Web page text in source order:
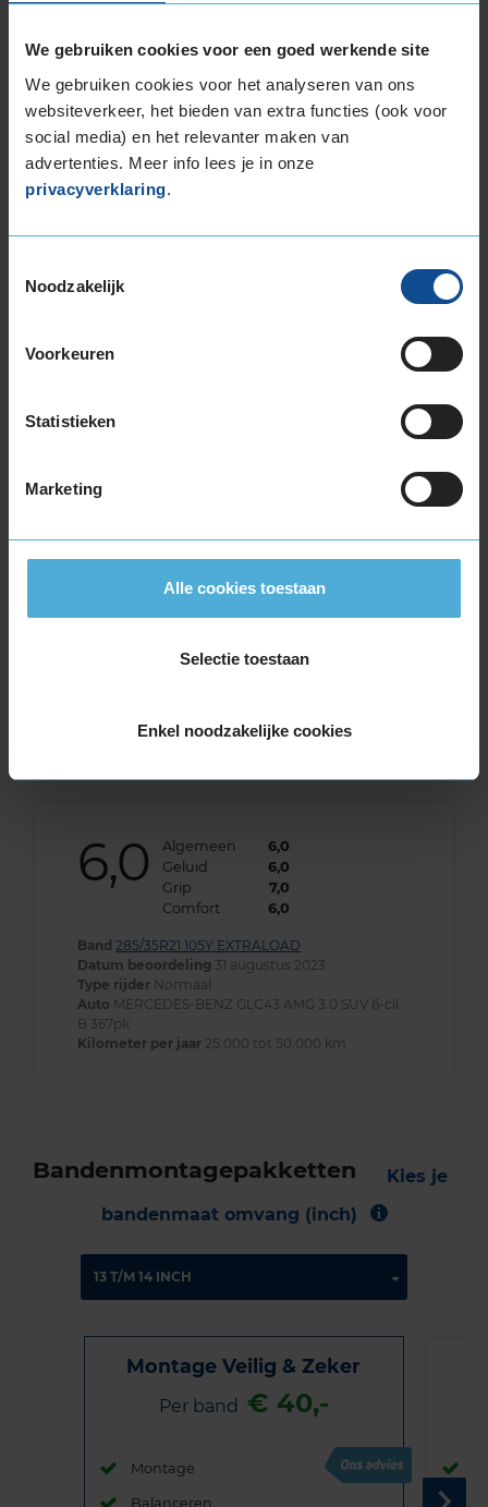
We gebruiken cookies voor een goed werkende site
We gebruiken cookies voor het analyseren van ons
websiteverkeer, het bieden van extra functies (ook voor
social media) en het relevanter maken van
advertenties. Meer info lees je in onze
privacyverklaring.
Noodzakelijk
Voorkeuren
Statistieken
Marketing
Alle cookies toestaan
Selectie toestaan
Enkel noodzakelijke cookies
D
AB
brandstofefficiëntie-label D, wat overeen komt
In de categorie grip op nat wegdek is deze band
deze band uitstekende grip heeft bij natte
De band heeft een extern rolgeluid van 75 dB
een normale geluidsproductie heeft.
Wil je nog meer informatie over het
6,0 Algemeen
6,0
Geluid
6,0
Grip
7,0
Comfort
6,0
Band 285/35R21 105Y EXTRALOAD
Datum beoordeling 31 augustus 2023
Type rijder Normaal
Auto MERCEDES-BENZ GLC43 AMG 3.0 SUV 6-cil.
B 367pk
Kilometer per jaar 25.000 tot 50.000 km
Bandenmontagepakketten
Kies je
bandenmaat omvang (inch)
Montage Veilig & Zeker
Per band € 40,-
Montage
Balanceren